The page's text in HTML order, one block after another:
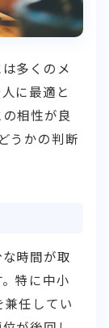
多くのメ
に最適と
相性が良
うかの判断
時間が取
特に中小
任してい